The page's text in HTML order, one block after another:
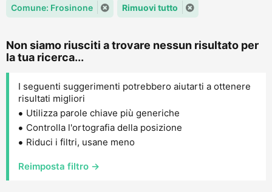
Comune: Frosinone Rimuovi tutto
Non siamo riusciti a trovare nessun risultato per
la tua ricerca...
I seguenti suggerimenti potrebbero aiutarti a ottenere
risultati migliori
Utilizza parole chiave più generiche
Controlla l'ortografia della posizione
Riduci i filtri, usane meno
Reimposta filtro →